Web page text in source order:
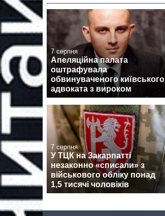
7 серпня
Апеляційна палата
оштрафувала
обвинуваченого київського
адвоката з вироком
7 серпня
У ТЦК на Закарпатті
незаконно «списали» з
військового обліку понад
1,5 тисячі чоловіків